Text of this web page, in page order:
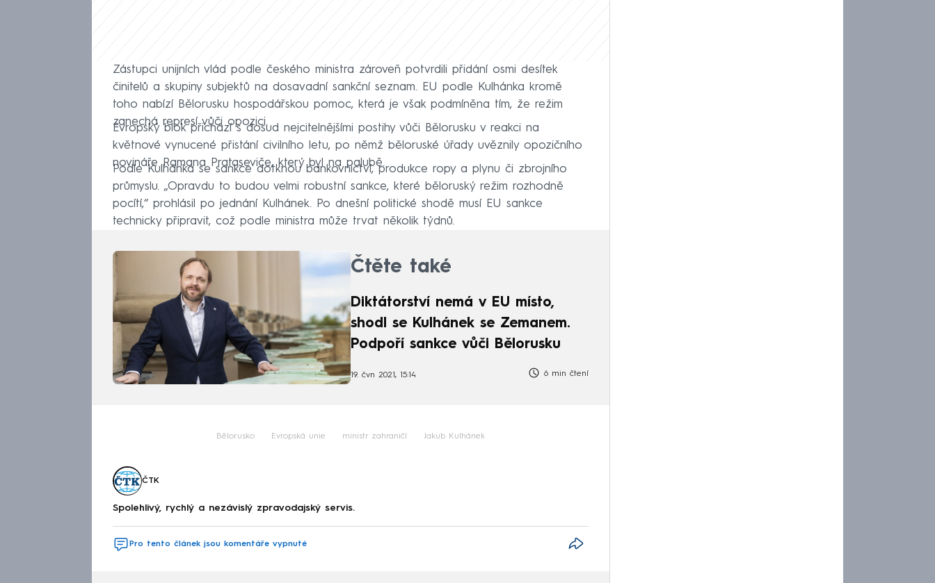
Zástupci unijních vlád podle českého ministra zároveň potvrdili přidání osmi desítek
činitelů a skupiny subjektů na dosavadní sankční seznam. EU podle Kulhánka kromě
toho nabízí Bělorusku hospodářskou pomoc, která je však podmíněna tím, že režim
zanechá represí vůči opozici.
Evropský blok přichází s dosud nejcitelnějšími postihy vůči Bělorusku v reakci na
květnové vynucené přistání civilního letu, po němž běloruské úřady uvěznily opozičního
novináře Ramana Prataseviče, který byl na palubě.
Podle Kulhánka se sankce dotknou bankovnictví, produkce ropy a plynu či zbrojního
průmyslu. „Opravdu to budou velmi robustní sankce, které běloruský režim rozhodně
pocítí,“ prohlásil po jednání Kulhánek. Po dnešní politické shodě musí EU sankce
technicky připravit, což podle ministra může trvat několik týdnů.
Čtěte také
Diktátorství nemá v EU místo,
shodl se Kulhánek se Zemanem.
Podpoří sankce vůči Bělorusku
19. čvn 2021, 15:14 6 min čtení
Bělorusko Evropská unie ministr zahraničí Jakub Kulhánek
ČTK
Spolehlivý, rychlý a nezávislý zpravodajský servis.
Pro tento článek jsou komentáře vypnuté